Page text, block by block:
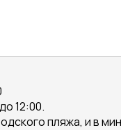
12:00.
пляжа, и в